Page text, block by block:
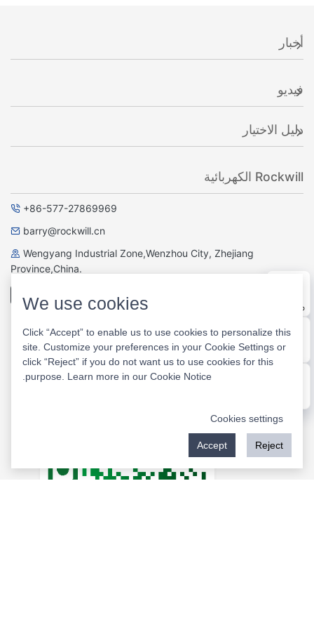
أخبار
فيديو
دليل الاختيار
Rockwill الكهربائية
+86-577-27869969
barry@rockwill.cn
Wengyang Industrial Zone,Wenzhou City, Zhejiang
Province,China.
سؤال وجواب
Website
WhatsApp
We use cookies
Click “Accept” to enable us to use cookies to personalize this
site. Customize your preferences in your Cookie Settings or
click “Reject” if you do not want us to use cookies for this
purpose. Learn more in our Cookie Notice
Cookies settings
Reject
Accept